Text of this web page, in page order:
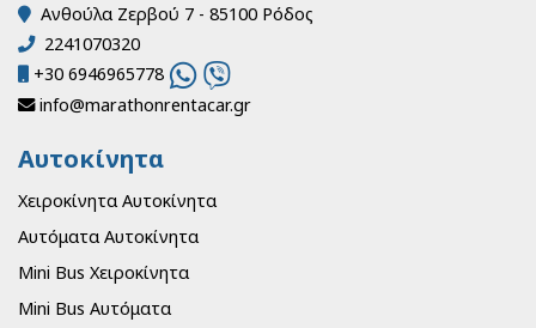
Ανθούλα Ζερβού 7 - 85100 Ρόδος
2241070320
+30 6946965778
info@marathonrentacar.gr
Αυτοκίνητα
Χειροκίνητα Αυτοκίνητα
Αυτόματα Αυτοκίνητα
Mini Bus Χειροκίνητα
Mini Bus Αυτόματα